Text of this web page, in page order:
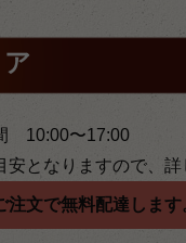
10:00〜17:00
となりますので、
文で無料配達します